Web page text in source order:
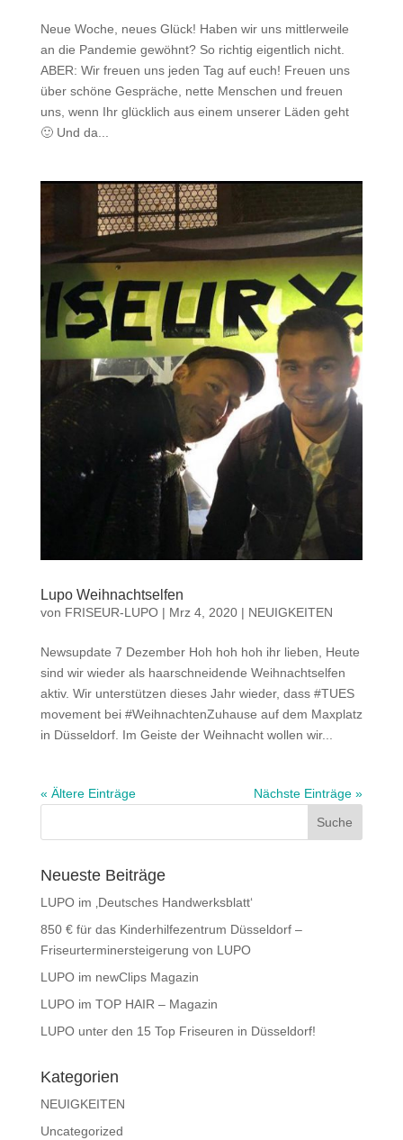
Neue Woche, neues Glück! Haben wir uns mittlerweile
an die Pandemie gewöhnt? So richtig eigentlich nicht.
ABER: Wir freuen uns jeden Tag auf euch! Freuen uns
über schöne Gespräche, nette Menschen und freuen
uns, wenn Ihr glücklich aus einem unserer Läden geht
🙂 Und da...
Lupo Weihnachtselfen
von FRISEUR-LUPO| Mrz 4, 2020| NEUIGKEITEN
Newsupdate 7 Dezember Hoh hoh hoh ihr lieben, Heute
sind wir wieder als haarschneidende Weihnachtselfen
aktiv. Wir unterstützen dieses Jahr wieder, dass #TUES
movement bei #WeihnachtenZuhause auf dem Maxplatz
in Düsseldorf. Im Geiste der Weihnacht wollen wir...
« Ältere Einträge Nächste Einträge »
Neueste Beiträge
LUPO im ‚Deutsches Handwerksblatt‘
850 € für das Kinderhilfezentrum Düsseldorf –
Friseurterminersteigerung von LUPO
LUPO im newClips Magazin
LUPO im TOP HAIR – Magazin
LUPO unter den 15 Top Friseuren in Düsseldorf!
Kategorien
NEUIGKEITEN
Uncategorized